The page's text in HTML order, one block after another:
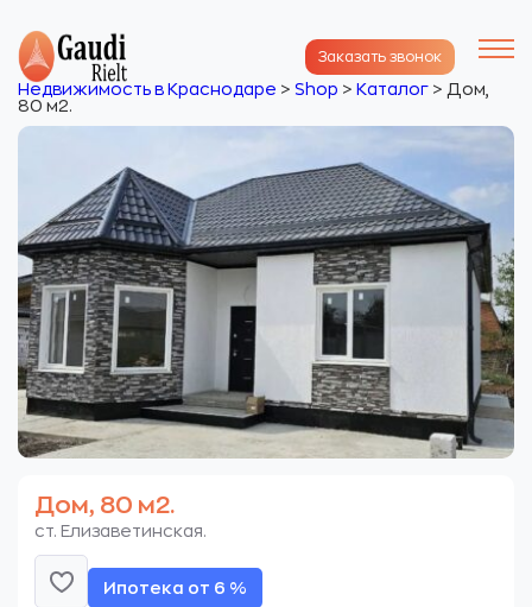
Заказать звонок
Недвижимость в Краснодаре > Shop > Каталог > Дом,
80 м2.
Дом, 80 м2.
ст. Елизаветинская.
Ипотека от 6 %